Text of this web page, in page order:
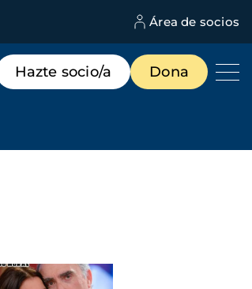
Área de socios
destacados
Hazte socio/a Dona